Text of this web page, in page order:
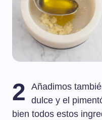
2
Añadimos
dulce y el
bien todos estos